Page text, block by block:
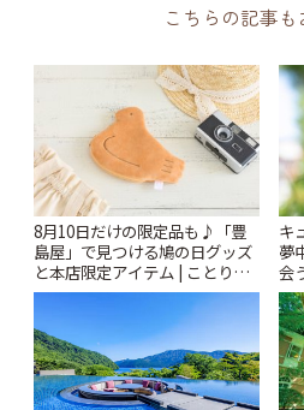
こちらの記事
8月10日だけの限定品も♪「豊
島屋」で見つける鳩の日グッズ
と本店限定アイテム | ことりっ
ぷ
キ
夢
会